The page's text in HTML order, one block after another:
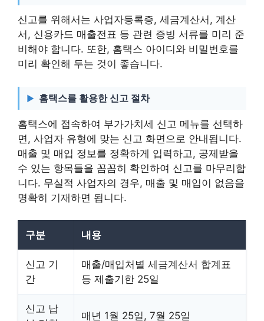
신고를 위해서는 사업자등록증, 세금계산서, 계산
서, 신용카드 매출전표 등 관련 증빙 서류를 미리 준
비해야 합니다. 또한, 홈택스 아이디와 비밀번호를
미리 확인해 두는 것이 좋습니다.
홈택스를 활용한 신고 절차
홈택스에 접속하여 부가가치세 신고 메뉴를 선택하
면, 사업자 유형에 맞는 신고 화면으로 안내됩니다.
매출 및 매입 정보를 정확하게 입력하고, 공제받을
수 있는 항목들을 꼼꼼히 확인하여 신고를 마무리합
니다. 무실적 사업자의 경우, 매출 및 매입이 없음을
명확히 기재하면 됩니다.
구분 내용
신고 기
간
매출/매입처별 세금계산서 합계표
등 제출기한 25일
신고 납
매년 1월 25일, 7월 25일